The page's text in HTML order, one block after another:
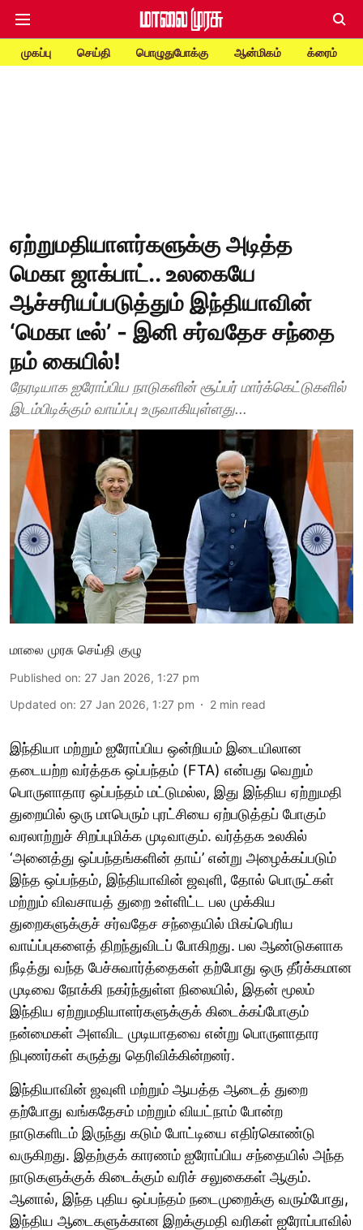
முகப்பு செய்தி பொழுதுபோக்கு ஆன்மிகம் க்ரைம்
ஏற்றுமதியாளர்களுக்கு அடித்த
மெகா ஜாக்பாட்.. உலகையே
ஆச்சரியப்படுத்தும் இந்தியாவின்
‘மெகா டீல்’ - இனி சர்வதேச சந்தை
நம் கையில்!
நேரடியாக ஐரோப்பிய நாடுகளின் சூப்பர் மார்க்கெட்டுகளில்
இடம்பிடிக்கும் வாய்ப்பு உருவாகியுள்ளது...
மாலை முரசு செய்தி குழு
Published on: 27 Jan 2026, 1:27 pm
Updated on: 27 Jan 2026, 1:27 pm 2 min read
இந்தியா மற்றும் ஐரோப்பிய ஒன்றியம் இடையிலான
தடையற்ற வர்த்தக ஒப்பந்தம் (FTA) என்பது வெறும்
பொருளாதார ஒப்பந்தம் மட்டுமல்ல, இது இந்திய ஏற்றுமதி
துறையில் ஒரு மாபெரும் புரட்சியை ஏற்படுத்தப் போகும்
வரலாற்றுச் சிறப்புமிக்க முடிவாகும். வர்த்தக உலகில்
‘அனைத்து ஒப்பந்தங்களின் தாய்’ என்று அழைக்கப்படும்
இந்த ஒப்பந்தம், இந்தியாவின் ஜவுளி, தோல் பொருட்கள்
மற்றும் விவசாயத் துறை உள்ளிட்ட பல முக்கிய
துறைகளுக்குச் சர்வதேச சந்தையில் மிகப்பெரிய
வாய்ப்புகளைத் திறந்துவிடப் போகிறது. பல ஆண்டுகளாக
நீடித்து வந்த பேச்சுவார்த்தைகள் தற்போது ஒரு தீர்க்கமான
முடிவை நோக்கி நகர்ந்துள்ள நிலையில், இதன் மூலம்
இந்திய ஏற்றுமதியாளர்களுக்குக் கிடைக்கப்போகும்
நன்மைகள் அளவிட முடியாதவை என்று பொருளாதார
நிபுணர்கள் கருத்து தெரிவிக்கின்றனர்.
இந்தியாவின் ஜவுளி மற்றும் ஆயத்த ஆடைத் துறை
தற்போது வங்கதேசம் மற்றும் வியட்நாம் போன்ற
நாடுகளிடம் இருந்து கடும் போட்டியை எதிர்கொண்டு
வருகிறது. இதற்குக் காரணம் ஐரோப்பிய சந்தையில் அந்த
நாடுகளுக்குக் கிடைக்கும் வரிச் சலுகைகள் ஆகும்.
ஆனால், இந்த புதிய ஒப்பந்தம் நடைமுறைக்கு வரும்போது,
இந்திய ஆடைகளுக்கான இறக்குமதி வரிகள் ஐரோப்பாவில்